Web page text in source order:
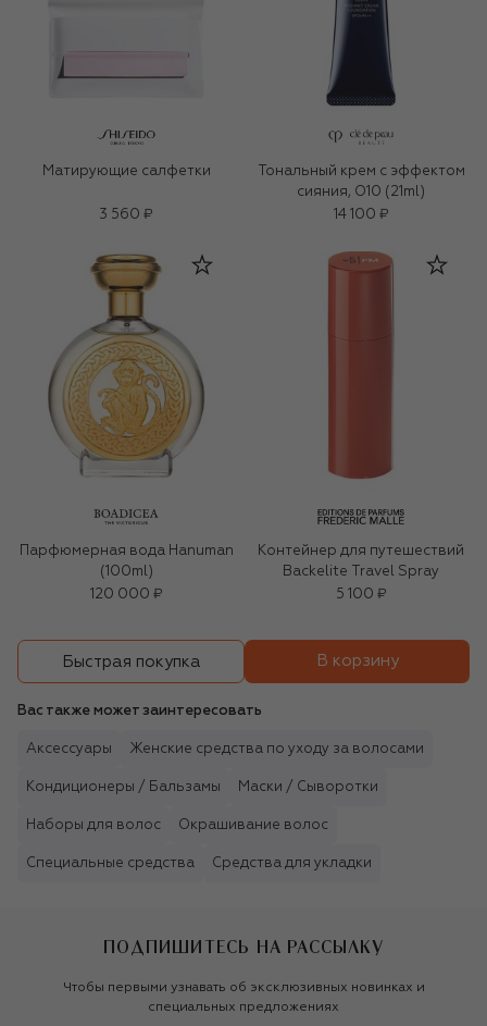
Матирующие салфетки
3 560 ₽
Тональный крем с эффектом
сияния, O10 (21ml)
14 100 ₽
Парфюмерная вода Hanuman
(100ml)
120 000 ₽
Контейнер для путешествий
Backelite Travel Spray
5 100 ₽
Быстрая покупка В корзину
Вас также может заинтересовать
Аксессуары Женские средства по уходу за волосами
Кондиционеры / Бальзамы Маски / Сыворотки
Наборы для волос Окрашивание волос
Специальные средства Средства для укладки
ПОДПИШИТЕСЬ НА РАССЫЛКУ
Чтобы первыми узнавать об эксклюзивных новинках и
специальных предложениях